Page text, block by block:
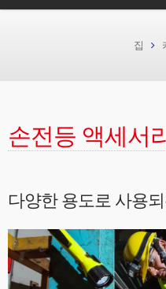
집
손전등 액세서
다양한 용도로 사용